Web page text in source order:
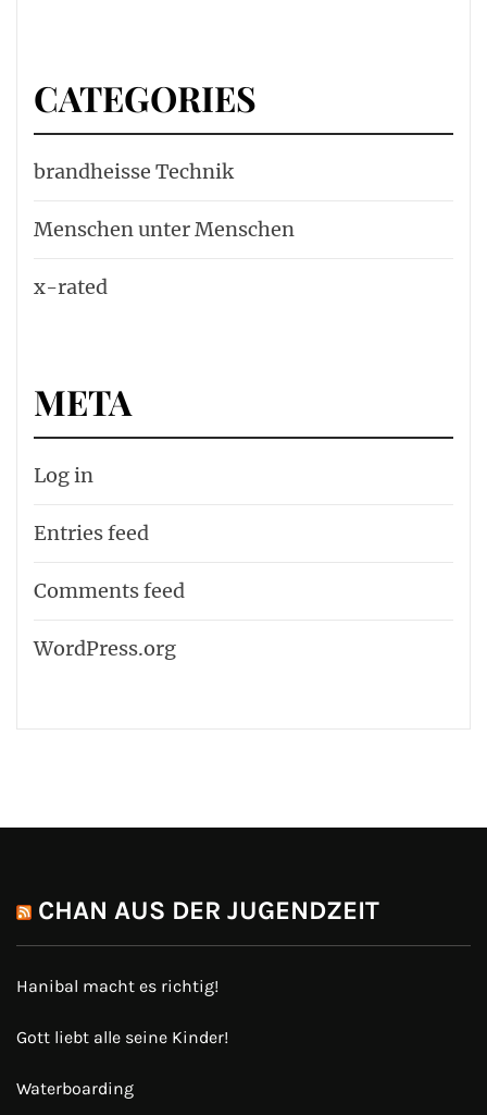
CATEGORIES
brandheisse Technik
Menschen unter Menschen
x-rated
META
Log in
Entries feed
Comments feed
WordPress.org
CHAN AUS DER JUGENDZEIT
Hanibal macht es richtig!
Gott liebt alle seine Kinder!
Waterboarding